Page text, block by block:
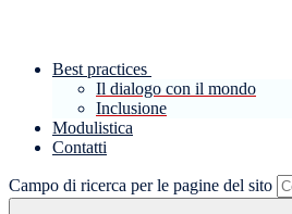
Best practices
Il dialogo con il mondo
Inclusione
Modulistica
Contatti
Campo di ricerca per le pagine del sito